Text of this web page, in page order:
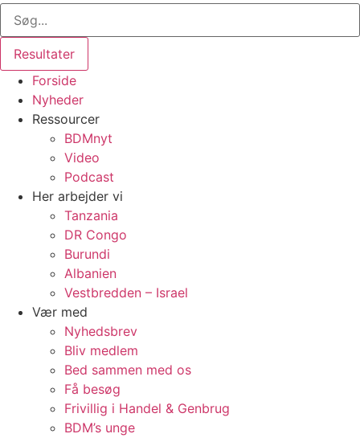
Search
Resultater
Forside
Nyheder
Ressourcer
BDMnyt
Video
Podcast
Her arbejder vi
Tanzania
DR Congo
Burundi
Albanien
Vestbredden – Israel
Vær med
Nyhedsbrev
Bliv medlem
Bed sammen med os
Få besøg
Frivillig i Handel & Genbrug
BDM’s unge